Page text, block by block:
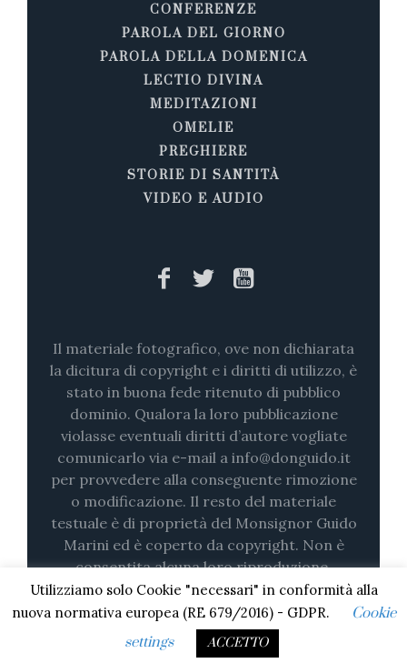
CONFERENZE
PAROLA DEL GIORNO
PAROLA DELLA DOMENICA
LECTIO DIVINA
MEDITAZIONI
OMELIE
PREGHIERE
STORIE DI SANTITÀ
VIDEO E AUDIO
Il materiale fotografico, ove non dichiarata
la dicitura di copyright e i diritti di utilizzo, è
stato in buona fede ritenuto di pubblico
dominio. Qualora la loro pubblicazione
violasse eventuali diritti d’autore vogliate
comunicarlo via e-mail a info@donguido.it
per provvedere alla conseguente rimozione
o modificazione. Il resto del materiale
testuale è di proprietà del Monsignor Guido
Marini ed è coperto da copyright. Non è
consentita alcuna loro riproduzione,
nemmeno parziale (su stampa o in digitale)
senza il consenso esplicito.
Utilizziamo solo Cookie "necessari" in conformità alla
nuova normativa europea (RE 679/2016) - GDPR.
Cookie
settings
ACCETTO